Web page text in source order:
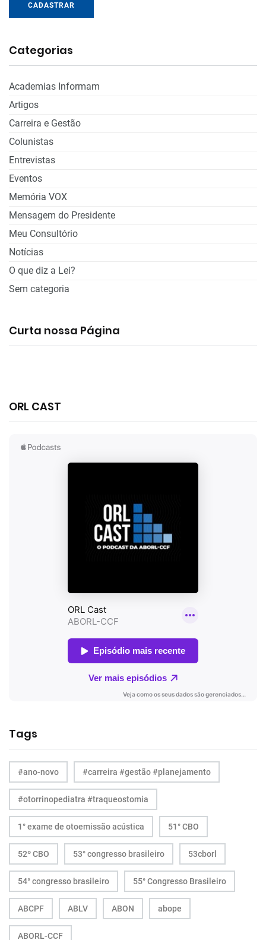
CADASTRAR
Categorias
Academias Informam
Artigos
Carreira e Gestão
Colunistas
Entrevistas
Eventos
Memória VOX
Mensagem do Presidente
Meu Consultório
Notícias
O que diz a Lei?
Sem categoria
Curta nossa Página
ORL CAST
Tags
#ano-novo #carreira #gestão #planejamento
#otorrinopediatra #traqueostomia
1° exame de otoemissão acústica 51° CBO
52º CBO 53° congresso brasileiro 53cborl
54° congresso brasileiro 55° Congresso Brasileiro
ABCPF ABLV ABON abope
ABORL-CCF